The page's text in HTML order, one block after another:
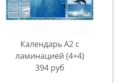
Календарь А2 с
ламинацией (4+4)
394 руб